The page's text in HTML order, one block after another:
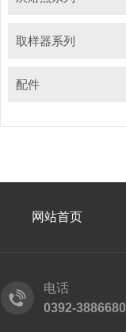
取样器系列
配件
网站首页
电话
0392-3886680